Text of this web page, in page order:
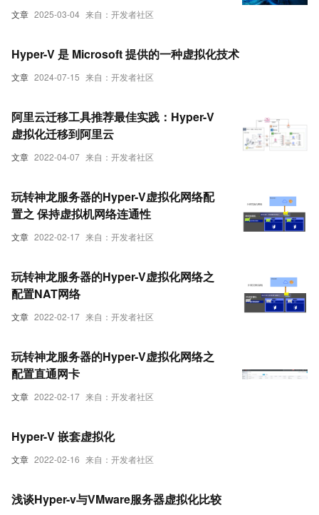
文章 2025-03-04 来自：开发者社区
文章 2024-07-15 来自：开发者社区
Hyper-V 是 Microsoft 提供的一种虚拟化技术
文章 2022-04-07 来自：开发者社区
阿里云迁移工具推荐最佳实践：Hyper-V
虚拟化迁移到阿里云
文章 2022-02-17 来自：开发者社区
玩转神龙服务器的Hyper-V虚拟化网络配
置之 保持虚拟机网络连通性
文章 2022-02-17 来自：开发者社区
玩转神龙服务器的Hyper-V虚拟化网络之
配置NAT网络
文章 2022-02-17 来自：开发者社区
玩转神龙服务器的Hyper-V虚拟化网络之
配置直通网卡
文章 2022-02-16 来自：开发者社区
Hyper-V 嵌套虚拟化
浅谈Hyper-v与VMware服务器虚拟化比较